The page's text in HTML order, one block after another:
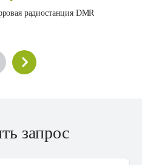
радиостанция DMR
запрос